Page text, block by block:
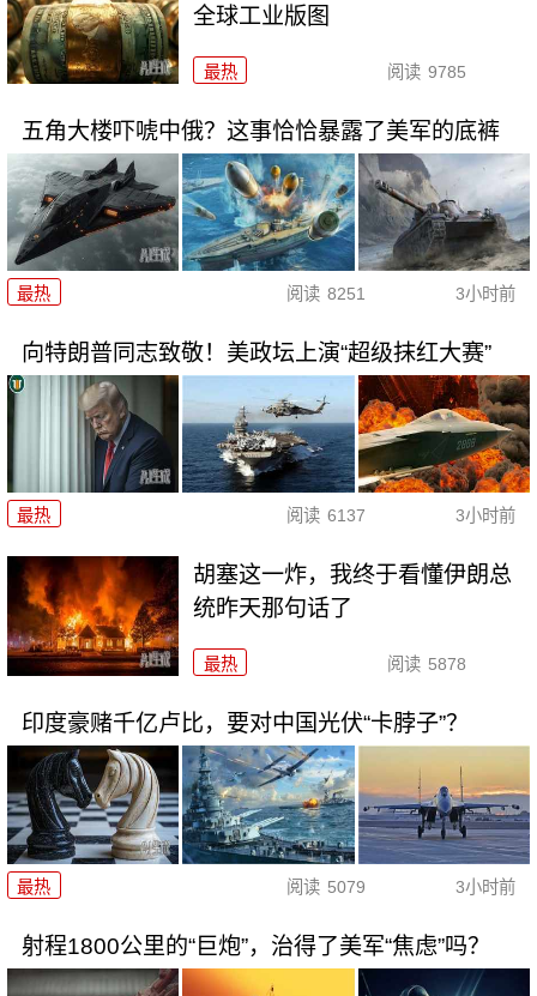
全球工业版图
最热 阅读 9785
五角大楼吓唬中俄？这事恰恰暴露了美军的底裤
最热 阅读 8251 3小时前
向特朗普同志致敬！美政坛上演“超级抹红大赛”
最热 阅读 6137 3小时前
胡塞这一炸，我终于看懂伊朗总
统昨天那句话了
最热 阅读 5878
印度豪赌千亿卢比，要对中国光伏“卡脖子”？
最热 阅读 5079 3小时前
射程1800公里的“巨炮”，治得了美军“焦虑”吗？